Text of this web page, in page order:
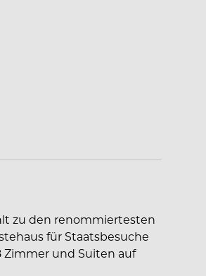
zu den renommiertesten
für Staatsbesuche
Zimmer und Suiten auf